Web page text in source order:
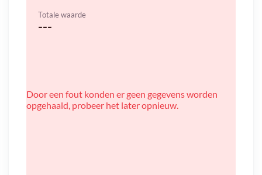
Totale waarde
---
Door een fout konden er geen gegevens worden
opgehaald, probeer het later opnieuw.